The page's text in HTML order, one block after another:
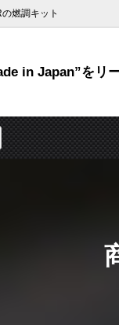
燃調キット
in Japan”をリ